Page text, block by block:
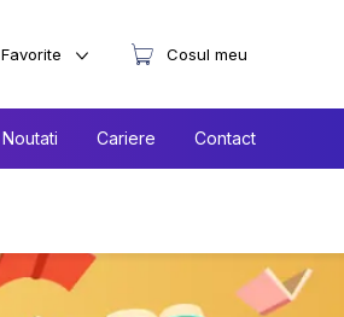
Noutati Cariere Contact
Favorite Cosul meu